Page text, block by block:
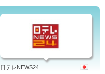
日テレNEWS24